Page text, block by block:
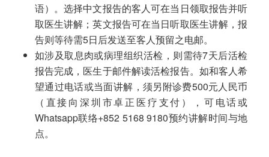
语）。选择中文报告的客人可在当日领取报告并听
取医生讲解；英文报告可在当日听取医生讲解，报
告则等待需5日后发送至客人预留之电邮。
如涉及取息肉或病理组织活检，则需待7天后活检
报告完成，医生于邮件解读活检报告。如和客人希
望通过电话或当面讲解，须另附诊费500元人民币
（直接向深圳市卓正医疗支付），可电话或
Whatsapp联络+852 5168 9180预约讲解时间与地
点。